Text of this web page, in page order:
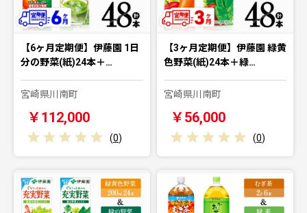
【6ヶ月定期便】伊藤園 1日
分の野菜(紙)24本＋…
宮崎県川南町
￥112,000
(0)
【3ヶ月定期便】伊藤園 緑黄
色野菜(紙)24本＋緑…
宮崎県川南町
￥56,000
(0)